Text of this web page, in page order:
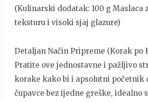
(Kulinarski dodatak: 100 g Maslaca
teksturu i visoki sjaj glazure)
Detaljan Način Pripreme (Korak po
Pratite ove jednostavne i pažljivo
korake kako bi i apsolutni početnik
čupavce bez ijedne greške, idealno